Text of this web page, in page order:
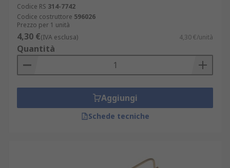
Codice RS 314-7742
Codice costruttore 596026
Prezzo per 1 unità
4,30 €(IVA esclusa) 4,30 €/unità
Quantità
Aggiungi
Schede tecniche